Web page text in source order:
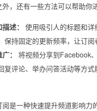
，还有一些方法可以帮助你
述：
使用吸引人的标题和详
保持固定的更新频率，让订阅
：
将视频分享到Facebook
复评论、举办问答活动等方式
阅是一种快速提升频道影响